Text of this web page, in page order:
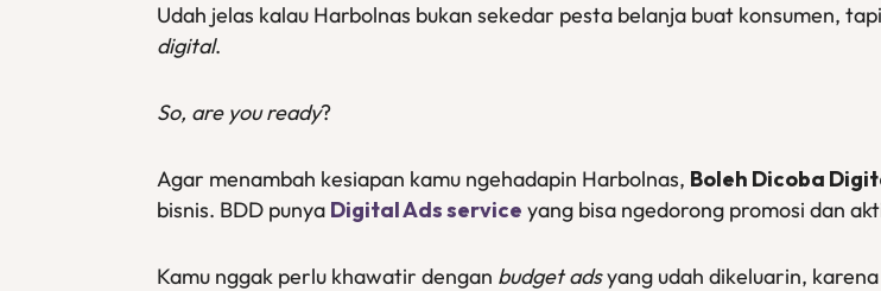
Udah jelas kalau Harbolnas bukan sekedar pesta belanja buat konsumen,
digital.
So, are you ready?
Agar menambah kesiapan kamu ngehadapin Harbolnas, Boleh Dicoba
bisnis. BDD punya Digital Ads service yang bisa ngedorong promosi dan
Kamu nggak perlu khawatir dengan budget adsyang udah dikeluarin,